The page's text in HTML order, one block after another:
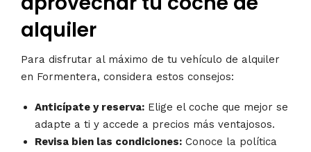
alquiler
Para disfrutar al máximo de tu vehículo de alquiler
en Formentera, considera estos consejos:
Anticípate y reserva: Elige el coche que mejor se
adapte a ti y accede a precios más ventajosos.
Revisa bien las condiciones: Conoce la política